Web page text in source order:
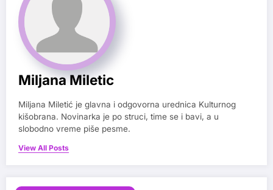
Miljana Miletic
Miljana Miletić je glavna i odgovorna urednica Kulturnog
kišobrana. Novinarka je po struci, time se i bavi, a u
slobodno vreme piše pesme.
View All Posts